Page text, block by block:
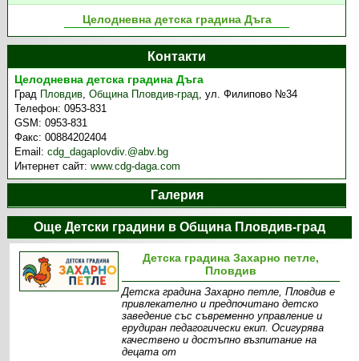
Целодневна детска градина Дъга
Контакти
Целодневна детска градина Дъга
Град Пловдив,Община Пловдив-град,ул. Филипово №34
Телефон:0953-831
GSM:0953-831
Факс:00884202404
Email:cdg_dagaplovdiv.@abv.bg
Интернет сайт:www.cdg-daga.com
Галерия
Още Детски градини в Община Пловдив-град
Детска градина Захарно петле,
Пловдив
Детска градина Захарно петле, Пловдив е
привлекателно и предпочитано детско
заведение със съвременно управление и
ерудиран педагогически екип. Осигурява
качествено и достъпно възпитание на
децата от